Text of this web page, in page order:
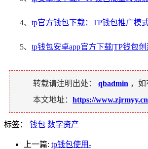
4、 tp官方钱包下载：TP钱包推广模
5、 tp钱包安卓app官方下载|TP钱包
转载请注明出处： qbadmin ，
本文地址： https://
标签： 钱包 数字资产
上一篇: tp钱包使用-